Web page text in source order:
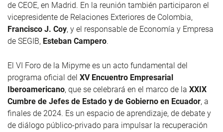
de CEOE, en Madrid. En la reunión también participaron el
vicepresidente de Relaciones Exteriores de Colombia,
Francisco J. Coy, y el responsable de Economía y Empresa
de SEGIB, Esteban Campero.
El VI Foro de la Mipyme es un acto fundamental del
programa oficial del XV Encuentro Empresarial
Iberoamericano, que se celebrará en el marco de la XXIX
Cumbre de Jefes de Estado y de Gobierno en Ecuador, a
finales de 2024. Es un espacio de aprendizaje, de debate y
de diálogo público-privado para impulsar la recuperación